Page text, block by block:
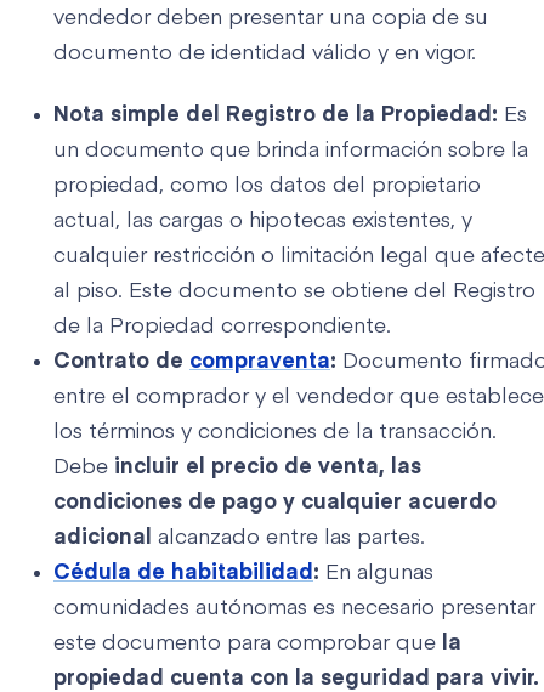
vendedor deben presentar una copia de su
documento de identidad válido y en vigor.
Nota simple del Registro de la Propiedad: Es
un documento que brinda información sobre la
propiedad, como los datos del propietario
actual, las cargas o hipotecas existentes, y
cualquier restricción o limitación legal que afecte
al piso. Este documento se obtiene del Registro
de la Propiedad correspondiente.
Contrato de compraventa: Documento
entre el comprador y el vendedor que establece
los términos y condiciones de la transacción.
Debe incluir el precio de venta, las
condiciones de pago y cualquier acuerdo
adicional
alcanzado entre las partes.
Cédula de habitabilidad : En algunas
comunidades autónomas es necesario presentar
este documento para comprobar que
la
propiedad cuenta con la seguridad para vivir.